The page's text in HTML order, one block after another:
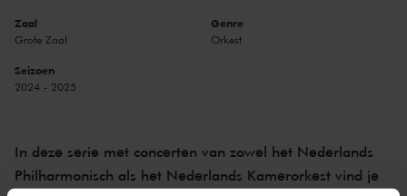
Zaal
Grote Zaal
Genre
Orkest
Seizoen
2024 - 2025
In deze serie met concerten van zowel het Nederlands
Philharmonisch als het Nederlands Kamerorkest vind je